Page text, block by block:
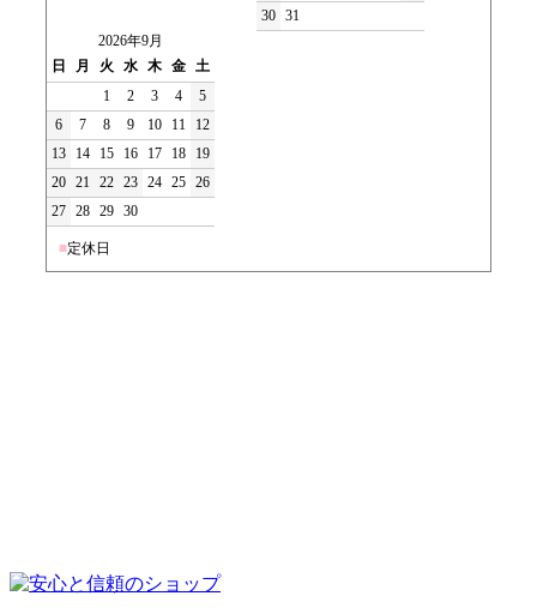
30 31
2026年9月
日
月 火 水 木 金 土
1
2 3 4
5
6
7 8 9 10 11
12
13
14 15 16 17 18
19
20 21 22 23 24 25 26
27 28 29 30
■定休日